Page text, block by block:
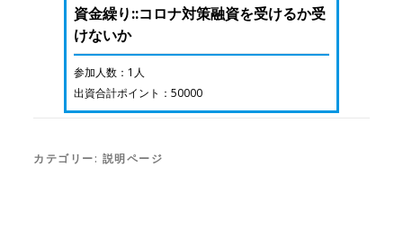
資金繰り::コロナ対策融資を受けるか受
けないか
参加人数：1人
出資合計ポイント：50000
カテゴリー: 説明ページ